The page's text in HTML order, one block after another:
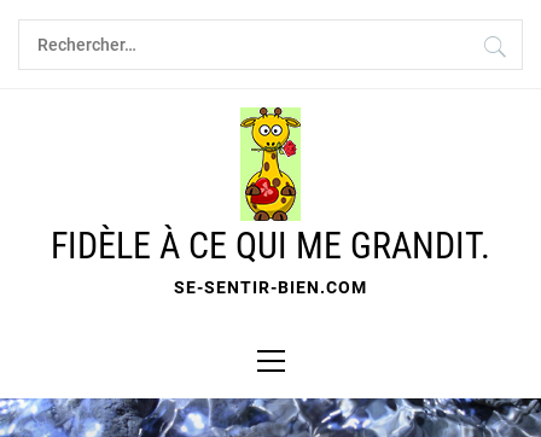
Skip
content
Rechercher :
FIDÈLE À CE QUI ME GRANDIT.
SE-SENTIR-BIEN.COM
Menu